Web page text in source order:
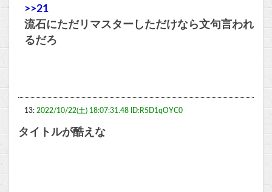
>>21
流石にただリマスターしただけなら文句言われ
るだろ
13: 2022/10/22(土) 18:07:31.48 ID:R5D1qOYC0
タイトルが酷えな